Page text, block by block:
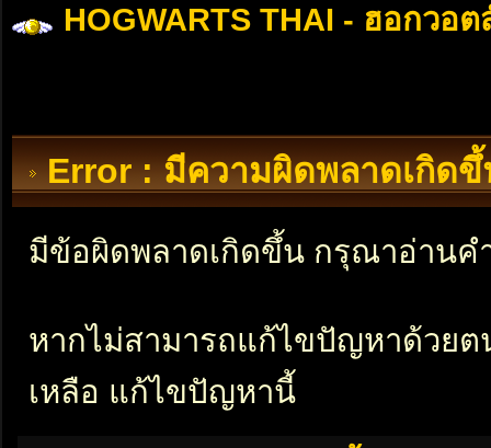
HOGWARTS THAI - ฮอกวอต
Error : มีความผิดพลาดเกิดขึ้
มีข้อผิดพลาดเกิดขึ้น กรุณาอ่านค
หากไม่สามารถแก้ไขปัญหาด้วย
เหลือ แก้ไขปัญหานี้